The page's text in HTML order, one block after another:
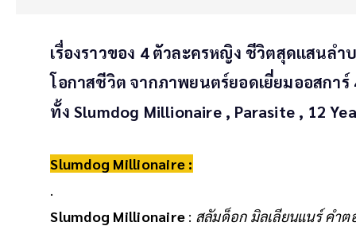
เรื่องราวของ 4 ตัวละครหญิง ชีวิตสุดแสนล
โอกาสชีวิต จากภาพยนตร์ยอดเยี่ยมออสการ์
ทั้ง Slumdog Millionaire , Parasite , 12
Slumdog Millionaire :
.
Slumdog Millionaire : สลัมด็อก มิลเลียนแนร์ คำ